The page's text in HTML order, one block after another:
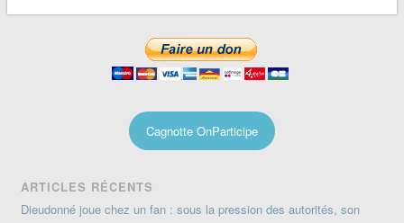
Cagnotte OnParticipe
ARTICLES RÉCENTS
Dieudonné joue chez un fan : sous la pression des autorités, son